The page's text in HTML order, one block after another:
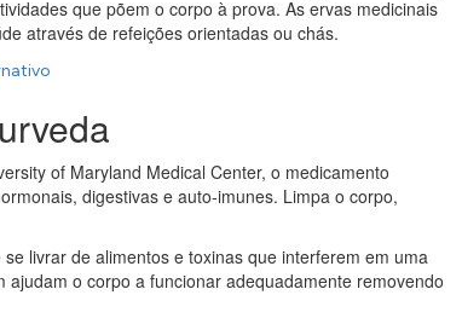
que põem o corpo à prova. As ervas medicinais
através de refeições orientadas ou chás.
of Maryland Medical Center, o medicamento
digestivas e auto-imunes. Limpa o corpo,
livrar de alimentos e toxinas que interferem em uma
o corpo a funcionar adequadamente removendo